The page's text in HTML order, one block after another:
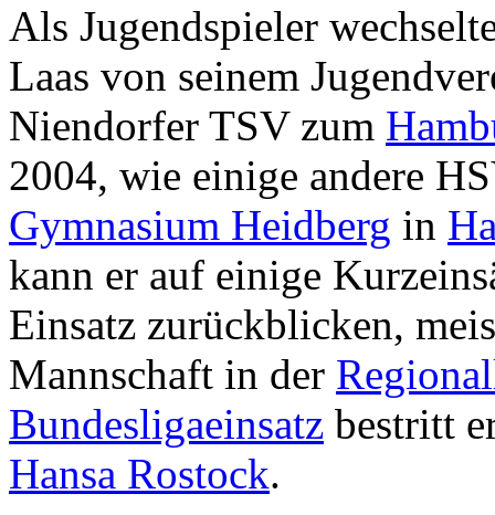
Als Jugendspieler
Laas von seinem
Niendorfer TSV zum
2004, wie einige andere
Gymnasium Heidberg in
kann er auf einige
Einsatz zurückblicken,
Mannschaft in der
Bundesligaeinsatz bestritt
Hansa Rostock.